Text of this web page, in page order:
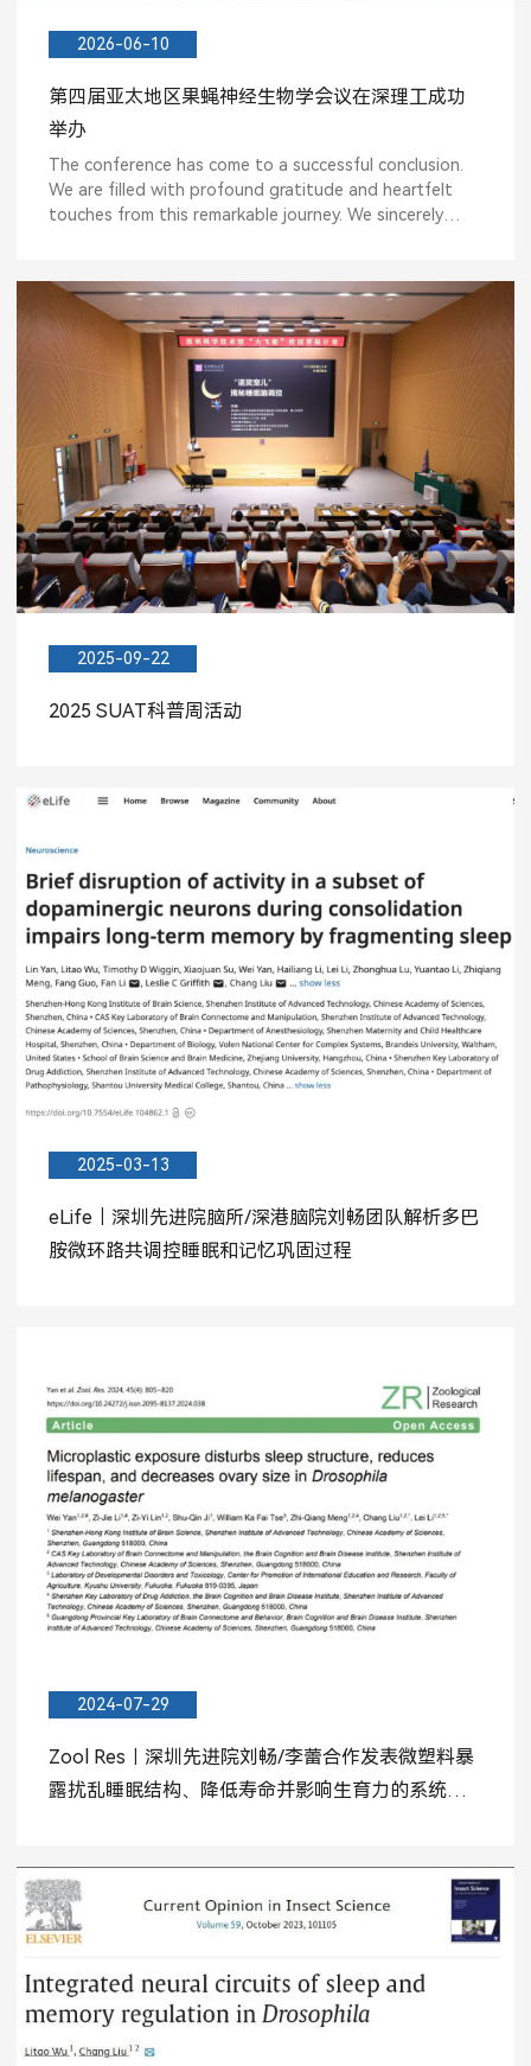
2026-06-10
第四届亚太地区果蝇神经生物学会议在深理工成功
举办
The conference has come to a successful conclusion.
We are filled with profound gratitude and heartfelt
touches from this remarkable journey. We sincerely
2025-09-22
2025 SUAT科普周活动
2025-03-13
eLife｜深圳先进院脑所/深港脑院刘畅团队解析多巴
胺微环路共调控睡眠和记忆巩固过程
2024-07-29
Zool Res︱深圳先进院刘畅/李蕾合作发表微塑料暴
露扰乱睡眠结构、降低寿命并影响生育力的系统评